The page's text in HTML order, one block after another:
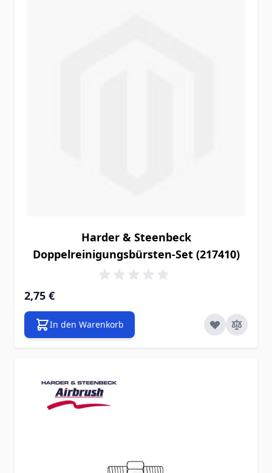
Harder & Steenbeck
Doppelreinigungsbürsten-Set (217410)
2,75 €
In den Warenkorb